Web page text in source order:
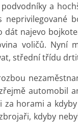
a
najevo
voličů. Nyní
střední třídu
automobil
horami a
kdyby